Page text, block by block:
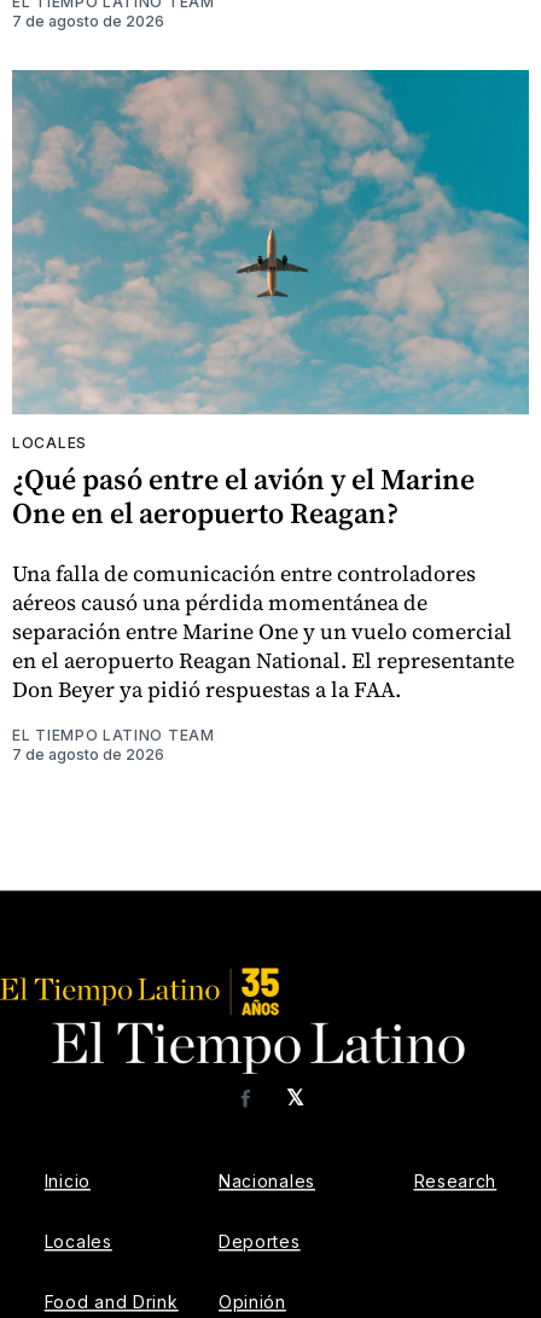
7 de agosto de 2026
LOCALES
¿Qué pasó entre el avión y el Marine
One en el aeropuerto Reagan?
Una falla de comunicación entre controladores
aéreos causó una pérdida momentánea de
separación entre Marine One y un vuelo comercial
en el aeropuerto Reagan National. El representante
Don Beyer ya pidió respuestas a la FAA.
EL TIEMPO LATINO TEAM
7 de agosto de 2026
𝕏
Facebook
Inicio
Locales
Food and Drink
Nacionales
Deportes
Opinión
Research